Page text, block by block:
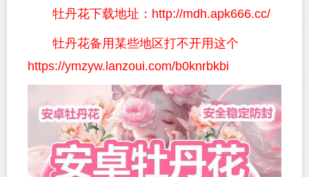
牡丹花下载地址：http://mdh.apk666.cc/
牡丹花备用某些地区打不开用这个
https://ymzyw.lanzoui.com/b0knrbkbi